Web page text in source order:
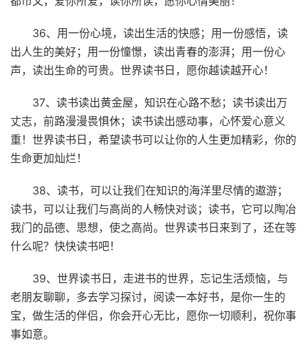
36、用一份心境，读出生活的快感；用一份感悟，读
出人生的美好；用一份憧憬，读出青春的澎湃；用一份心
声，读出生命的可贵。世界读书日，愿你越读越开心！
37、读书读出黄金屋，知识在心路不愁；读书读出万
丈志，前路漫漫畏惧休；读书读出感动事，心怀爱心意义
重！世界读书日，希望读书可以让你的人生更加精彩，你的
生命更加灿烂！
38、读书，可以让我们在知识的海洋里尽情的遨游；
读书，可以让我们与高尚的人畅快对谈；读书，它可以陶冶
我门的品德、思想，使之高尚。世界读书日来到了，还在等
什么呢？快快读书吧！
39、世界读书日，走进书的世界，忘记生活烦恼，与
老朋友聊聊，多去学习探讨，阅读一本好书，是你一生的
宝，做生活的伴侣，你会开心无比，愿你一切顺利，祝你事
事如意。